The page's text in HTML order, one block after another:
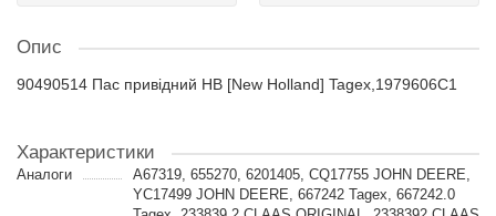
Опис
90490514 Пас привідний HB [New Holland] Tagex,1979606C1
Характеристики
Аналоги
A67319, 655270, 6201405, CQ17755 JOHN DEERE,
YC17499 JOHN DEERE, 667242 Tagex, 667242.0